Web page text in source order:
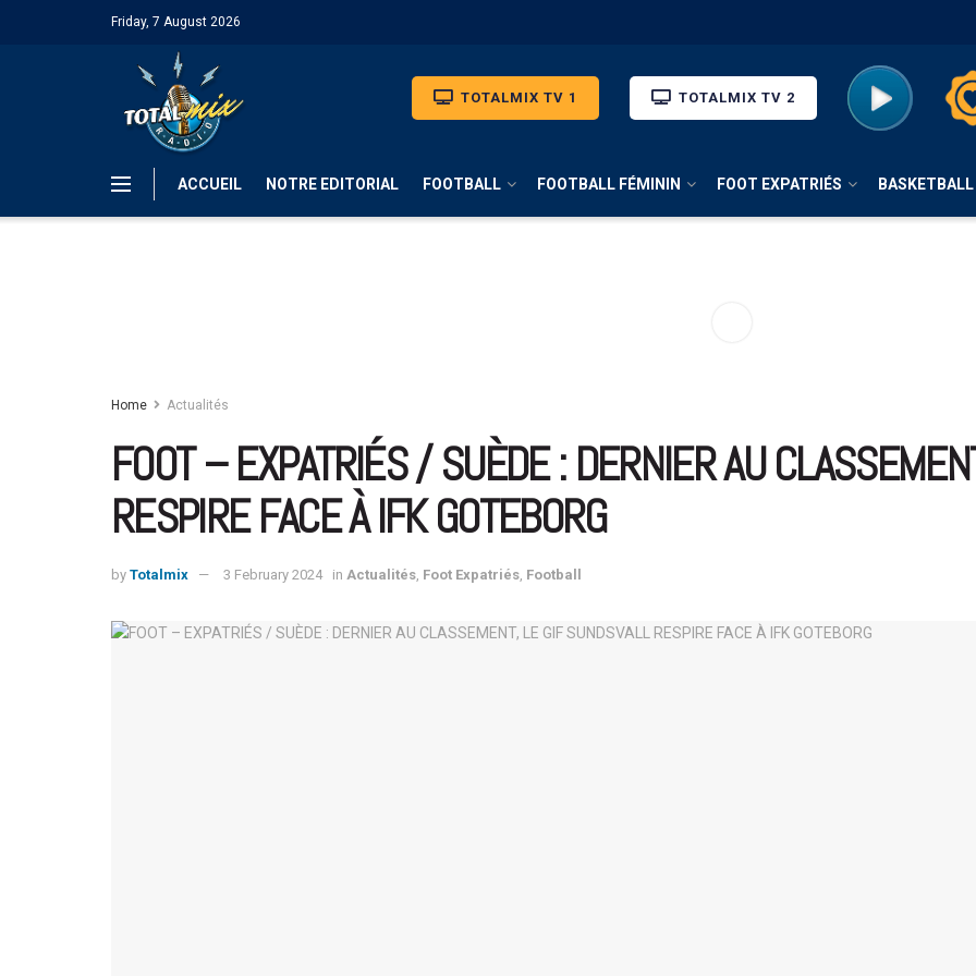
Friday, 7 August 2026
TOTALMIX TV 1 TOTALMIX TV 2
ACCUEIL NOTRE EDITORIAL FOOTBALL FOOTBALL FÉMININ FOOT EXPATRIÉS BASKETBALL
Home Actualités
FOOT – EXPATRIÉS / SUÈDE : DERNIER AU
RESPIRE FACE À IFK GOTEBORG
by Totalmix 3 February 2024 in Actualités Foot Expatriés Football